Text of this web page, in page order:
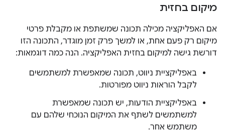
מיקום בחזית
אם האפליקציה מכילה תכונה שמשתפת או מקבלת פרטי
מיקום רק פעם אחת, או למשך פרק זמן מוגדר, התכונה הזו
דורשת גישה למיקום בחזית האפליקציה. הנה כמה דוגמאות:
באפליקציית ניווט, תכונה שמאפשרת למשתמשים
לקבל הוראות ניווט מפורטות.
באפליקציית הודעות, יש תכונה שמאפשרת
למשתמשים לשתף את המיקום הנוכחי שלהם עם
משתמש אחר.